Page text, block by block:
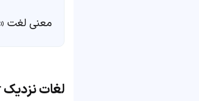
معنی لغت «snigger» در
لغات نزدیک snigger